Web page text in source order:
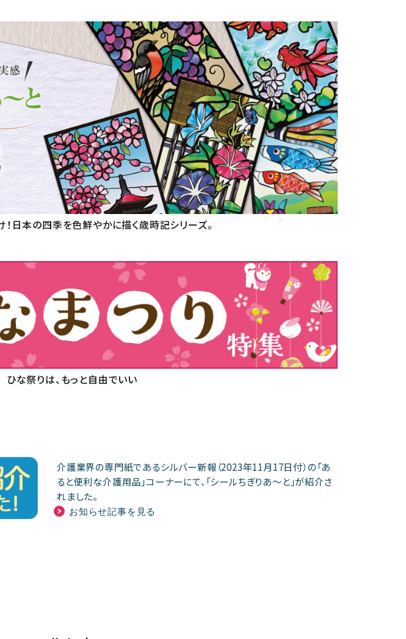
日本の四季を色鮮やかに描く歳時記シリーズ。
ひな祭りは、もっと自由でいい
介護業界の専門紙であるシルバー新報（2023年11月17日付）の「あ
ると便利な介護用品」コーナーにて、「シールちぎりあ〜と」が紹介さ
れました。
お知らせ記事を見る